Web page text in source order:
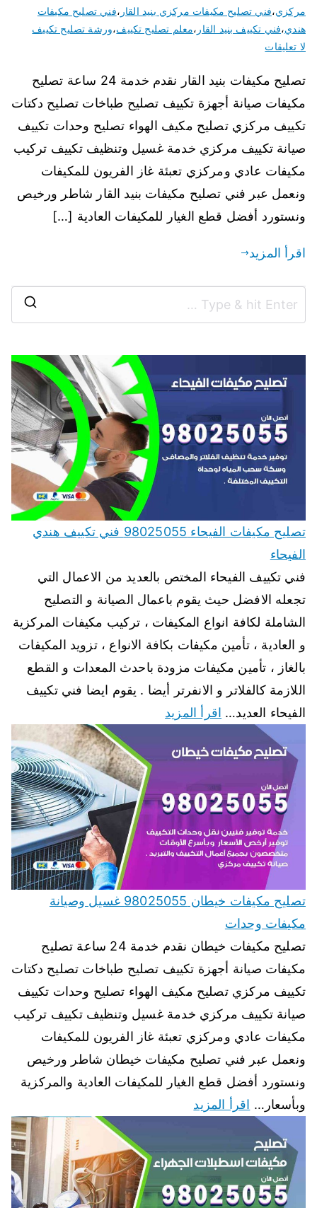
مركزي،فني تصليح مكيفات مركزي بنيد القار ،فني تصليح مكيفات
هندي،فني تكييف بنيد القار ،معلم تصليح تكييف،ورشة تصليح تكييف
لا تعليقات
تصليح مكيفات بنيد القار نقدم خدمة 24 ساعة تصليح
مكيفات صيانة أجهزة تكييف تصليح طباخات تصليح دكتات
تكييف مركزي تصليح مكيف الهواء تصليح وحدات تكييف
صيانة تكييف مركزي خدمة غسيل وتنظيف تكييف تركيب
مكيفات عادي ومركزي تعبئة غاز الفريون للمكيفات
ونعمل عبر فني تصليح مكيفات بنيد القار شاطر ورخيص
ونستورد أفضل قطع الغيار للمكيفات العادية […]
اقرأ المزيد
تصليح مكيفات الفيحاء 98025055 فني تكييف هندي
الفيحاء
فني تكييف الفيحاء المختص بالعديد من الاعمال التي
تجعله الافضل حيث يقوم باعمال الصيانة و التصليح
الشاملة لكافة انواع المكيفات ، تركيب مكيفات المركزية
و العادية ، تأمين مكيفات بكافة الانواع ، تزويد المكيفات
بالغاز ، تأمين مكيفات مزودة باحدث المعدات و القطع
اللازمة كالفلاتر و الانفرتر أيضا . يقوم ايضا فني تكييف
الفيحاء العديد… اقرأ المزيد
تصليح مكيفات خيطان 98025055 غسيل وصيانة
مكيفات وحدات
تصليح مكيفات خيطان نقدم خدمة 24 ساعة تصليح
مكيفات صيانة أجهزة تكييف تصليح طباخات تصليح دكتات
تكييف مركزي تصليح مكيف الهواء تصليح وحدات تكييف
صيانة تكييف مركزي خدمة غسيل وتنظيف تكييف تركيب
مكيفات عادي ومركزي تعبئة غاز الفريون للمكيفات
ونعمل عبر فني تصليح مكيفات خيطان شاطر ورخيص
ونستورد أفضل قطع الغيار للمكيفات العادية والمركزية
وبأسعار… اقرأ المزيد